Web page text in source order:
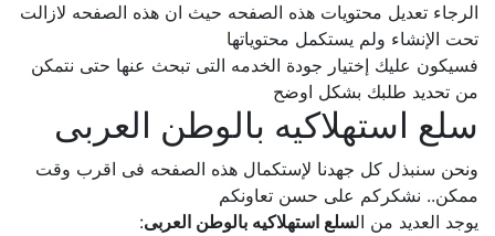
الرجاء تعديل محتويات هذه الصفحه حيث ان هذه الصفحه لازالت
تحت الإنشاء ولم يستكمل محتوياتها
فسيكون عليك إختيار جودة الخدمه التى تبحث عنها حتى نتمكن
من تحديد طلبك بشكل اوضح
سلع استهلاكيه بالوطن العربى
ونحن سنبذل كل جهدنا لإستكمال هذه الصفحه فى اقرب وقت
ممكن.. نشكركم على حسن تعاونكم
يوجد العديد من ال سلع استهلاكيه بالوطن العربى: